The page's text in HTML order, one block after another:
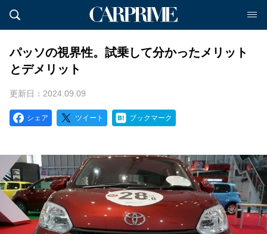
パッソの視界性。試乗して分かったメリット
とデメリット
更新日：2024.09.09
シェア ツイート ブックマーク